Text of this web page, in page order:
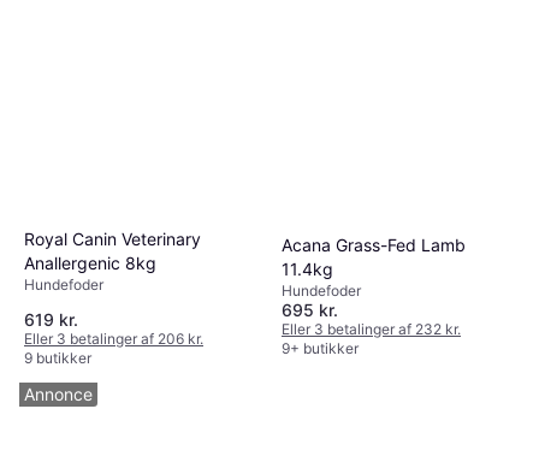
Royal Canin Veterinary
Anallergenic 8kg
Hundefoder
619 kr.
Eller 3 betalinger af 206 kr.
9 butikker
Acana Grass-Fed Lamb
11.4kg
Hundefoder
695 kr.
Eller 3 betalinger af 232 kr.
9+ butikker
Annonce